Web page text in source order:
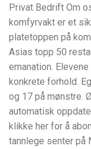
Privat Bedrift Om
komfyrvakt er et
platetoppen på
Asias topp 50
emanation.
konkrete forhold.
og 17 på mønstre.
automatisk
klikke her for å
tannlege senter på